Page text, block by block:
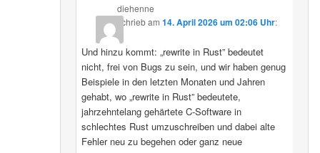
diehenne
schriebam 14. April 2026 um 02:06 Uhr:
Und hinzu kommt: „rewrite in Rust” bedeutet
nicht, frei von Bugs zu sein, und wir haben genug
Beispiele in den letzten Monaten und Jahren
gehabt, wo „rewrite in Rust” bedeutete,
jahrzehntelang gehärtete C-Software in
schlechtes Rust umzuschreiben und dabei alte
Fehler neu zu begehen oder ganz neue